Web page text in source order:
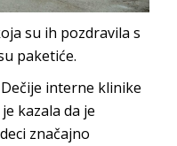
su ih pozdravila s
paketiće.
interne klinike
kazala da je
značajno